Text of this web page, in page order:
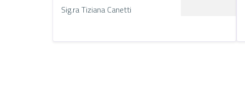
Sig.ra Tiziana Canetti